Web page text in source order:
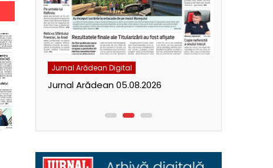
Jurnal Arădean Digital
Jurnal Arădean 05.08.2026